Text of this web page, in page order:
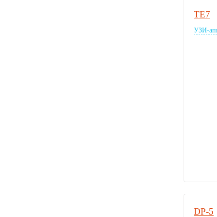
TE7
УЗИ-
DP-5